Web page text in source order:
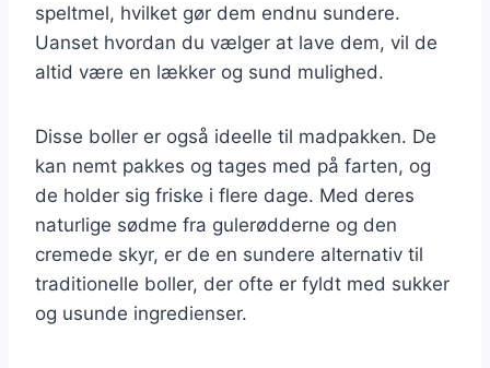
speltmel, hvilket gør dem endnu sundere.
Uanset hvordan du vælger at lave dem, vil de
altid være en lækker og sund mulighed.
Disse boller er også ideelle til madpakken. De
kan nemt pakkes og tages med på farten, og
de holder sig friske i flere dage. Med deres
naturlige sødme fra gulerødderne og den
cremede skyr, er de en sundere alternativ til
traditionelle boller, der ofte er fyldt med sukker
og usunde ingredienser.